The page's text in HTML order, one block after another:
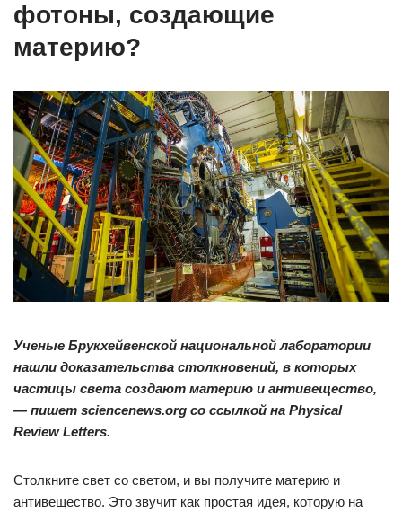
фотоны, создающие
материю?
Ученые Брукхейвенской национальной лаборатории
нашли доказательства столкновений, в которых
частицы света создают материю и антивещество,
— пишет sciencenews.org со ссылкой на Physical
Review Letters.
Столкните свет со светом, и вы получите материю и
антивещество. Это звучит как простая идея, которую на